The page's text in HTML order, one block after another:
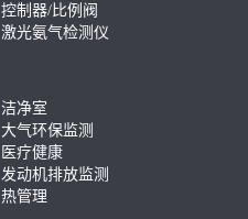
控制器/比例阀
激光氨气检测仪
洁净室
大气环保监测
医疗健康
发动机排放监测
热管理